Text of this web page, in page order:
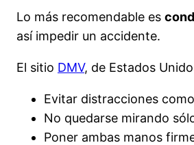
Lo más recomendable es
así impedir un accidente.
El sitio DMV, de Estados
Evitar distracciones
No quedarse mirando
Poner ambas manos